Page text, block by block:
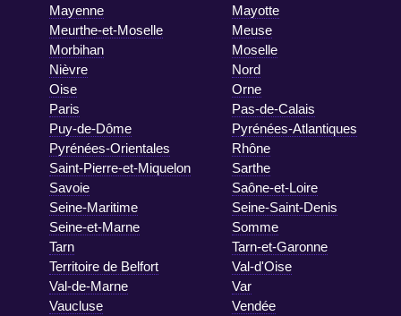
Mayenne
Mayotte
Meurthe-et-Moselle
Meuse
Morbihan
Moselle
Nièvre
Nord
Oise
Orne
Paris
Pas-de-Calais
Puy-de-Dôme
Pyrénées-Atlantiques
Pyrénées-Orientales
Rhône
Saint-Pierre-et-Miquelon
Sarthe
Savoie
Saône-et-Loire
Seine-Maritime
Seine-Saint-Denis
Seine-et-Marne
Somme
Tarn
Tarn-et-Garonne
Territoire de Belfort
Val-d'Oise
Val-de-Marne
Var
Vaucluse
Vendée